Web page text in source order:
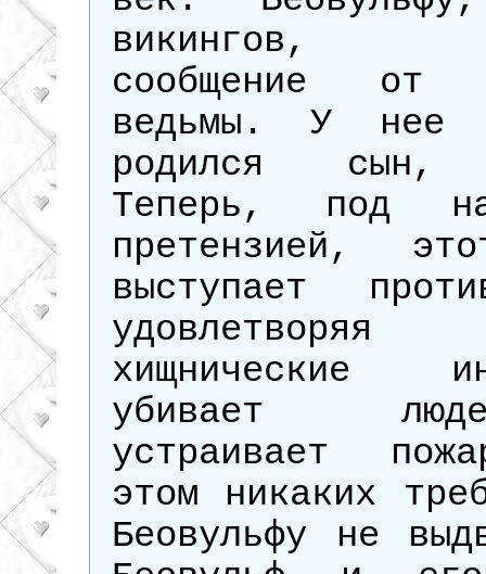
викингов,
сообщение от
ведьмы. У нее
родился сын,
Теперь, под
претензией,
выступает
хищнические
убивает
устраивает
этом никаких
Беовульфу не